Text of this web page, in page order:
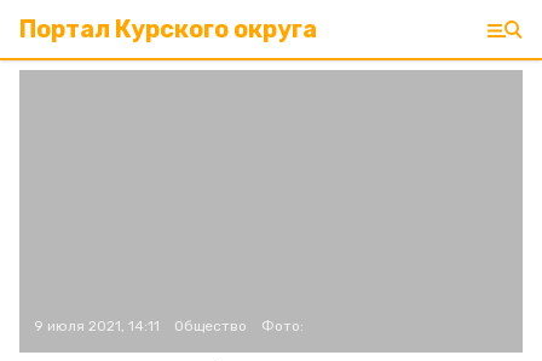
Портал Курского округа
9 июля 2021, 14:11 Общество Фото: